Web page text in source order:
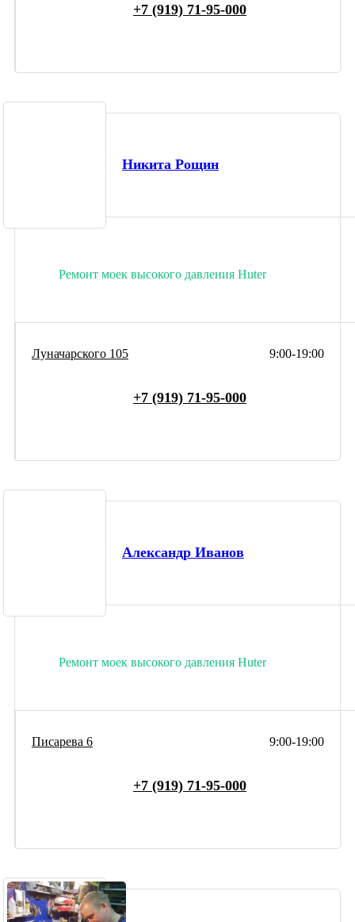
+7 (919) 71-95-000
Никита Рощин
Ремонт моек высокого давления Huter
9:00-19:00
Луначарского 105
+7 (919) 71-95-000
Александр Иванов
Ремонт моек высокого давления Huter
9:00-19:00
Писарева 6
+7 (919) 71-95-000